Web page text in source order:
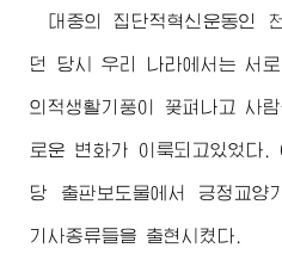
대중의 집단적혁신운동인
던 당시 우리 나라에서는 서
의적생활기풍이 꽃펴나고 사
로운 변화가 이룩되고있었다.
당 출판보도물에서 긍정교양
기사종류들을 출현시켰다.